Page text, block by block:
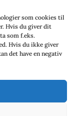
som cookies til
Hvis du giver dit
som f.eks.
Hvis du ikke giver
det have en negativ
(Ö.)
(VdÜ)